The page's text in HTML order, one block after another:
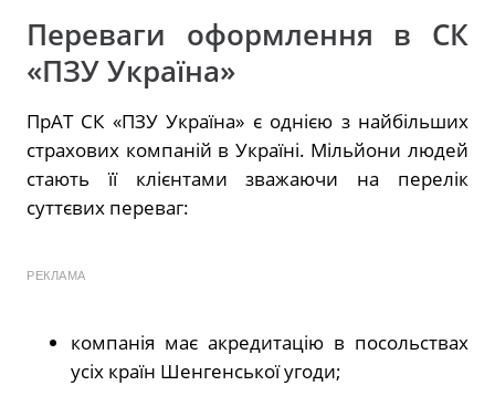
Переваги оформлення в СК
«ПЗУ Україна»
ПрАТ СК «ПЗУ Україна» є однією з найбільших
страхових компаній в Україні. Мільйони людей
стають її клієнтами зважаючи на перелік
суттєвих переваг:
РЕКЛАМА
компанія має акредитацію в посольствах
усіх країн Шенгенської угоди;